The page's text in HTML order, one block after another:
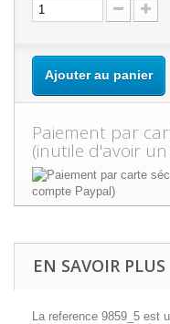
Ajouter au panier
Paiement par
(inutile d'avoir
EN SAVOIR PLUS
La reference 9859_5 est